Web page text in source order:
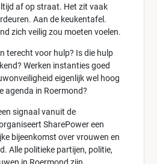
af op straat. Het zit vaak
Aan de keukentafel.
zich veilig zou moeten voelen.
terecht voor hulp? Is die hulp
Werken instanties goed
eigenlijk wel hoog
agenda in Roermond?
signaal vanuit de
SharePower een
bijeenkomst over vrouwen en
Alle politieke partijen, politie,